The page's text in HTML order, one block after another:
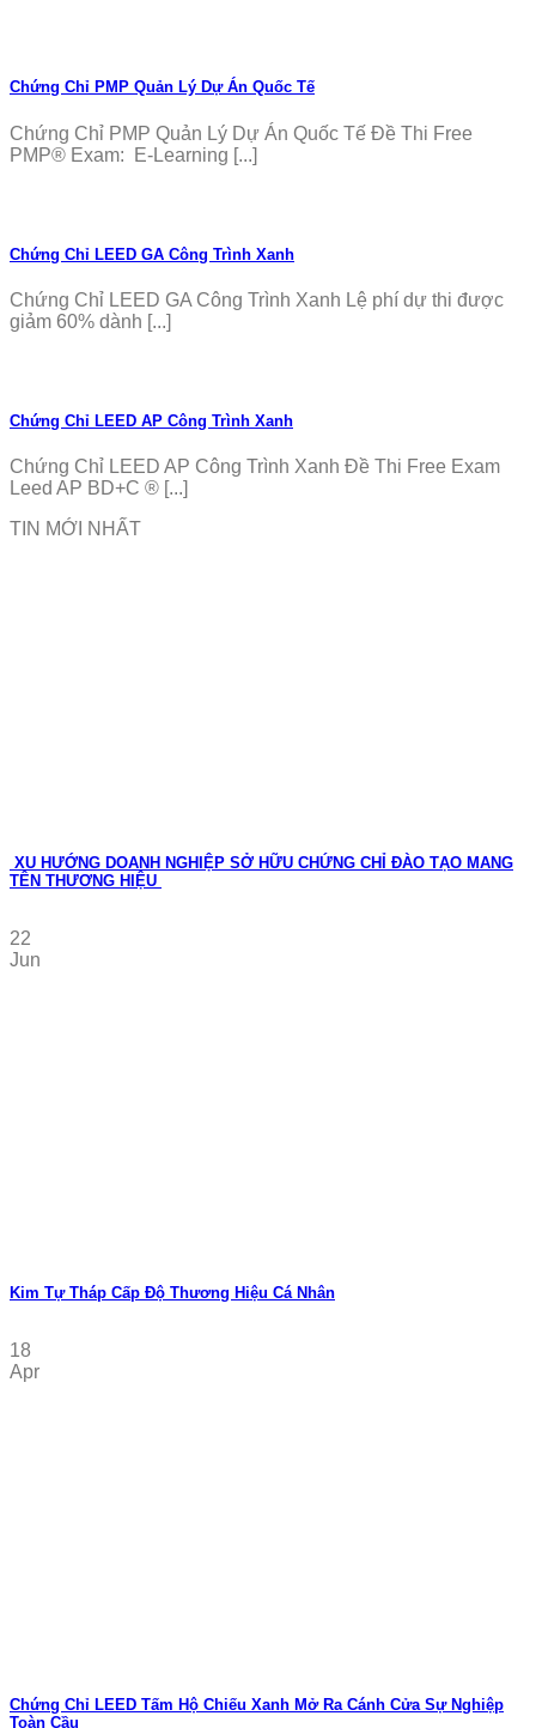
Chứng Chỉ PMP Quản Lý Dự Án Quốc Tế
Chứng Chỉ PMP Quản Lý Dự Án Quốc Tế Đề Thi Free
PMP® Exam: E-Learning [...]
Chứng Chỉ LEED GA Công Trình Xanh
Chứng Chỉ LEED GA Công Trình Xanh Lệ phí dự thi được
giảm 60% dành [...]
Chứng Chỉ LEED AP Công Trình Xanh
Chứng Chỉ LEED AP Công Trình Xanh Đề Thi Free Exam
Leed AP BD+C ® [...]
TIN MỚI NHẤT
XU HƯỚNG DOANH NGHIỆP SỞ HỮU CHỨNG CHỈ ĐÀO TẠO MANG
TÊN THƯƠNG HIỆU
22
Jun
Kim Tự Tháp Cấp Độ Thương Hiệu Cá Nhân
18
Apr
Chứng Chỉ LEED Tấm Hộ Chiếu Xanh Mở Ra Cánh Cửa Sự Nghiệp
Toàn Cầu